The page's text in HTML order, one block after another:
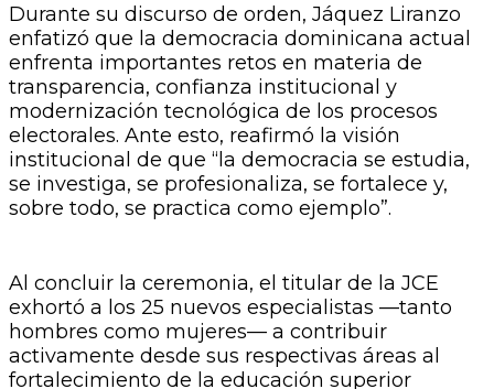
​Durante su discurso de orden, Jáquez Liranzo
enfatizó que la democracia dominicana actual
enfrenta importantes retos en materia de
transparencia, confianza institucional y
modernización tecnológica de los procesos
electorales. Ante esto, reafirmó la visión
institucional de que “la democracia se estudia,
se investiga, se profesionaliza, se fortalece y,
sobre todo, se practica como ejemplo”.
​Al concluir la ceremonia, el titular de la JCE
exhortó a los 25 nuevos especialistas —tanto
hombres como mujeres— a contribuir
activamente desde sus respectivas áreas al
fortalecimiento de la educación superior